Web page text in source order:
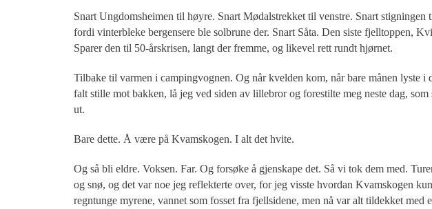
Snart Ungdomsheimen til høyre. Snart Mødalstrekket til venstre. Snart
fordi vinterbleke bergensere ble solbrune der. Snart Såta. Den siste fjelltoppen,
Sparer den til 50-årskrisen, langt der fremme, og likevel rett rundt hjørnet.
Tilbake til varmen i campingvognen. Og når kvelden kom, når bare månen lyste i
falt stille mot bakken, lå jeg ved siden av lillebror og forestilte meg neste dag,
ut.
Bare dette. Å være på Kvamskogen. I alt det hvite.
Og så bli eldre. Voksen. Far. Og forsøke å gjenskape det. Så vi tok dem med.
og snø, og det var noe jeg reflekterte over, for jeg visste hvordan Kvamskogen
regntunge myrene, vannet som fosset fra fjellsidene, men nå var alt tildekket